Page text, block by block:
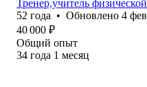
Тренер,учитель
52 года • Обновлено 4
40 000 ₽
Общий опыт
34 года 1 месяц